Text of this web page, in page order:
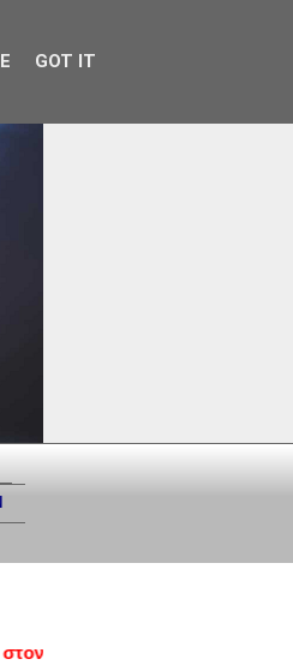
GOT IT